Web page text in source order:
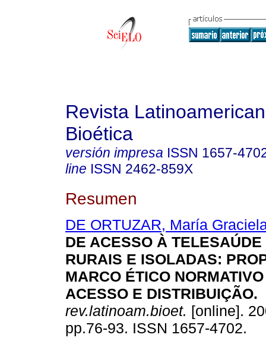
Revista
Bioética
versión impresa ISSN 1657-
line ISSN 2462-859X
Resumen
DE ORTUZAR, María
DE ACESSO À
RURAIS E ISOLADAS:
MARCO ÉTICO
ACESSO E DISTRIBUIÇÃO.
rev.latinoam.bioet. [online].
pp.76-93. ISSN 1657-4702.